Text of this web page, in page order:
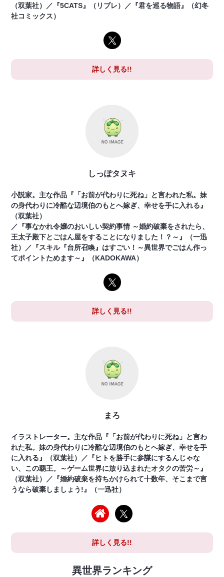
（双葉社）／『5CATS』（リブレ）／『君を巡る物語』（幻冬
社コミックス）
詳しく見る!!
しっぽタヌキ
小説家。主な作品『「お前が代わりに死ね」と言われた私。妹
の身代わりに冷酷な辺境伯のもとへ嫁ぎ、幸せを手に入れる』
（双葉社）
／『事なかれ令嬢のおいしい契約事情 ～婚約破棄をされたら、
王太子殿下とごはん屋をすることになりました！？～』（一迅
社）／『スキル『台所召喚』はすごい！～異世界でごはん作っ
てポイントためます～』（KADOKAWA）
詳しく見る!!
まろ
イラストレーター。主な作品『「お前が代わりに死ね」と言わ
れた私。妹の身代わりに冷酷な辺境伯のもとへ嫁ぎ、幸せを手
に入れる』（双葉社）／『ヒトを勝手に参謀にするんじゃな
い、この覇王。～ゲーム世界に放り込まれたオタクの苦労～』
（双葉社）／『婚約破棄を持ちかけられて十数年、そこまで言
うなら破棄しましょう!』（一迅社）
詳しく見る!!
異世界ランキング